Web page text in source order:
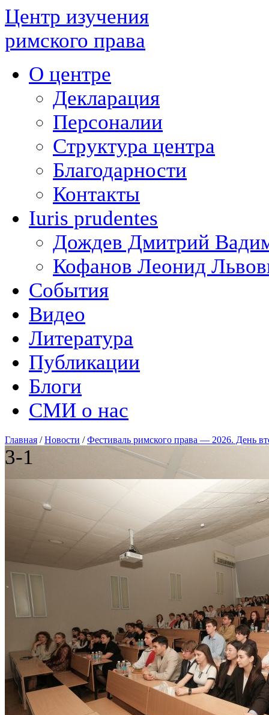
Центр изучения
римского права
О центре
Декларация
Персоналии
Структура центра
Благодарности
Контакты
Iuris prudentes
Дождев Дмитрий
Кофанов Леонид
События
Видео
Литература
Публикации
Блоги
СМИ о нас
Главная /Новости /Фестиваль римского права — 2026. День
3-1